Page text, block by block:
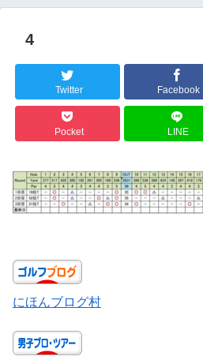
4
Twitter Facebook
Pocket LINE
にほんブログ村